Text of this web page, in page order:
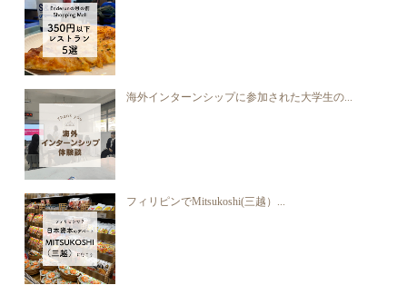
海外インターンシップに参加された大学生の...
フィリピンでMitsukoshi(三越）...